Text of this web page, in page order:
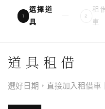
1
選擇道
具
2
租
車
道具租借
選好日期，直接加入租借車